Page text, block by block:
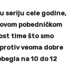
seriju cele godine,
pobedničkom
time što smo
veoma dobre
na 10 do 12